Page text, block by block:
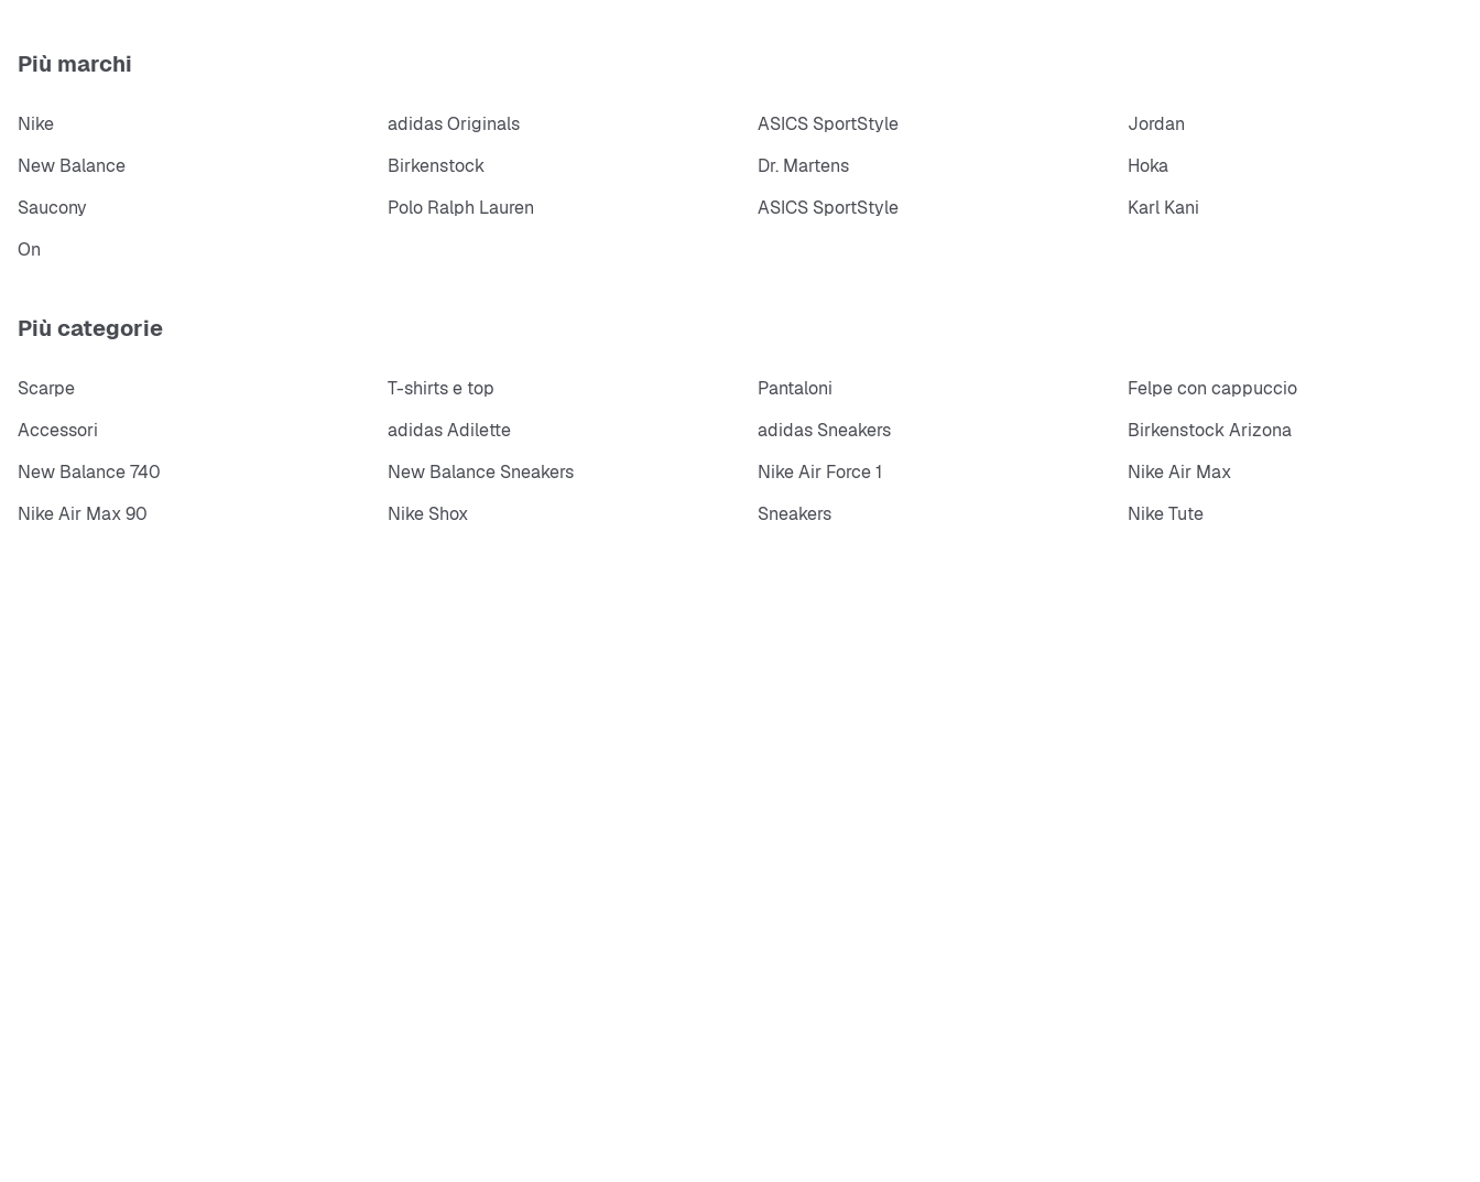
Più marchi
Nike adidas Originals ASICS SportStyle
Jordan
New Balance
Birkenstock Dr. Martens
Hoka
Saucony
Polo Ralph Lauren ASICS SportStyle
Karl Kani
On
Più categorie
Scarpe T-shirts e top Pantaloni
Felpe con cappuccio
Accessori
adidas Adilette adidas Sneakers
Birkenstock Arizona
New Balance 740
New Balance Sneakers Nike Air Force 1
Nike Air Max
Nike Air Max 90
Nike Shox Sneakers Nike Tute